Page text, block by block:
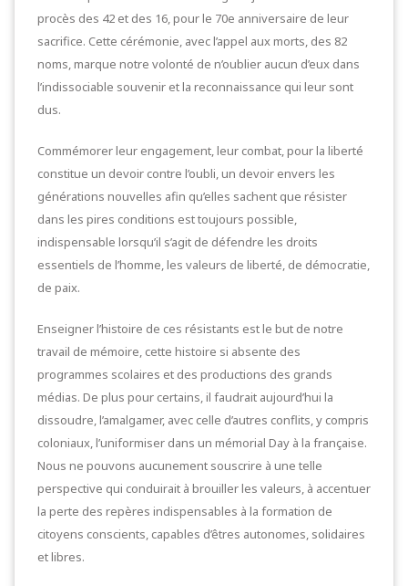
procès des 42 et des 16, pour le 70e anniversaire de leur
sacrifice. Cette cérémonie, avec l’appel aux morts, des 82
noms, marque notre volonté de n’oublier aucun d’eux dans
l’indissociable souvenir et la reconnaissance qui leur sont
dus.
Commémorer leur engagement, leur combat, pour la liberté
constitue un devoir contre l’oubli, un devoir envers les
générations nouvelles afin qu’elles sachent que résister
dans les pires conditions est toujours possible,
indispensable lorsqu’il s’agit de défendre les droits
essentiels de l’homme, les valeurs de liberté, de démocratie,
de paix.
Enseigner l’histoire de ces résistants est le but de notre
travail de mémoire, cette histoire si absente des
programmes scolaires et des productions des grands
médias. De plus pour certains, il faudrait aujourd’hui la
dissoudre, l’amalgamer, avec celle d’autres conflits, y compris
coloniaux, l’uniformiser dans un mémorial Day à la française.
Nous ne pouvons aucunement souscrire à une telle
perspective qui conduirait à brouiller les valeurs, à accentuer
la perte des repères indispensables à la formation de
citoyens conscients, capables d’êtres autonomes, solidaires
et libres.